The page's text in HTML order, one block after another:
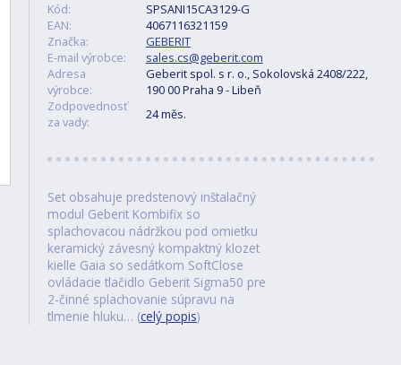
Kód:
SPSANI15CA3129-G
EAN:
4067116321159
Značka:
GEBERIT
E-mail výrobce:
sales.cs@geberit.com
Adresa
výrobce:
Geberit spol. s r. o., Sokolovská 2408/222,
190 00 Praha 9 - Libeň
Zodpovednosť
za vady:
24 měs.
Set obsahuje predstenový inštalačný
modul Geberit Kombifix so
splachovacou nádržkou pod omietku
keramický závesný kompaktný klozet
kielle Gaia so sedátkom SoftClose
ovládacie tlačidlo Geberit Sigma50 pre
2-činné splachovanie súpravu na
tlmenie hluku… (celý popis)